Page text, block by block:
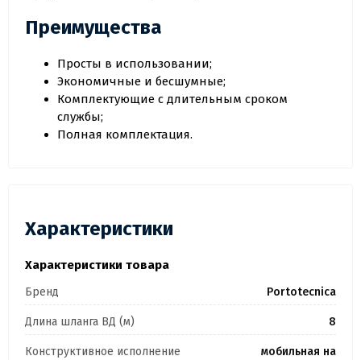
Преимущества
Просты в использовании;
Экономичные и бесшумные;
Комплектующие с длительным сроком
службы;
Полная комплектация.
Характеристики
Характеристики товара
Бренд Portotecnica
Длина шланга ВД (м) 8
Конструктивное исполнение
мобильная на